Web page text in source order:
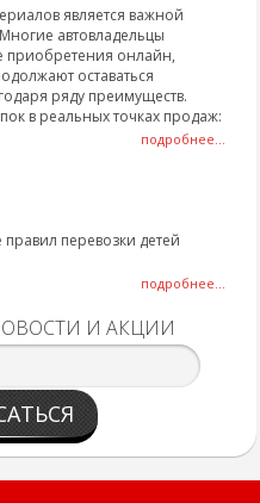
является важной
автовладельцы
приобретения онлайн,
оставаться
ряду преимуществ.
в реальных точках продаж:
подробнее...
перевозки детей
подробнее...
И АКЦИИ